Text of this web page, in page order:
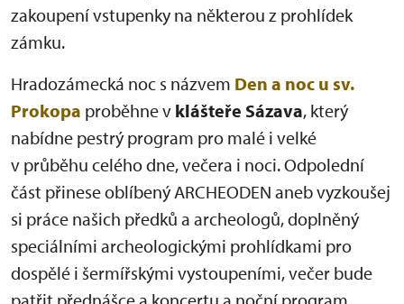
zakoupení vstupenky na některou z prohlídek
zámku.
Hradozámecká noc s názvem Den a noc u sv.
Prokopa proběhne v klášteře Sázava, který
nabídne pestrý program pro malé i velké
v průběhu celého dne, večera i noci. Odpolední
část přinese oblíbený ARCHEODEN aneb vyzkoušej
si práce našich předků a archeologů, doplněný
speciálními archeologickými prohlídkami pro
dospělé i šermířskými vystoupeními, večer bude